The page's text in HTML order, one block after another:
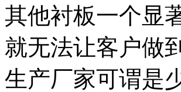
其他衬板一个显
就无法让客户做
生产厂家可谓是